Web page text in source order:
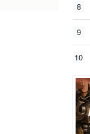
8
9
10